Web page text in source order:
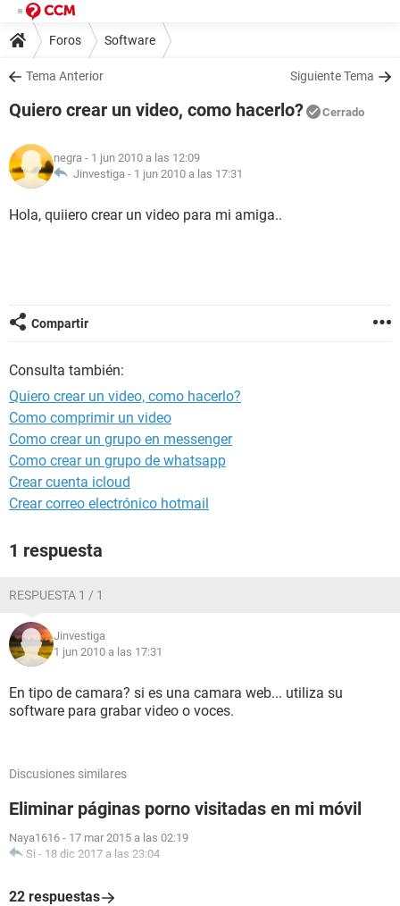
Foros Software
Tema Anterior Siguiente Tema
Quiero crear un video, como hacerlo? Cerrado
negra - 1 jun 2010 a las 12:09
Jinvestiga - 1 jun 2010 a las 17:31
Hola, quiiero crear un video para mi amiga..
Compartir
Consulta también:
Quiero crear un video, como hacerlo?
Como comprimir un video
Como crear un grupo en messenger
Como crear un grupo de whatsapp
Crear cuenta icloud
Crear correo electrónico hotmail
1 respuesta
RESPUESTA 1 / 1
Jinvestiga
1 jun 2010 a las 17:31
En tipo de camara? si es una camara web... utiliza su
software para grabar video o voces.
Discusiones similares
Eliminar páginas porno visitadas en mi móvil
Naya1616 - 17 mar 2015 a las 02:19
Si - 18 dic 2017 a las 23:04
22 respuestas